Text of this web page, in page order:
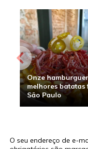
Onze
melhores
São Paulo
O seu endereço de e-